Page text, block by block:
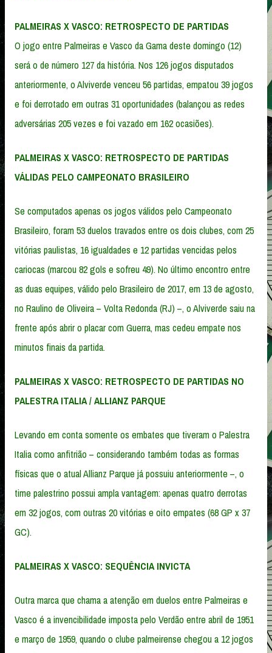
PALMEIRAS X VASCO: RETROSPECTO DE PARTIDAS
O jogo entre Palmeiras e Vasco da Gama deste domingo (12)
será o de número 127 da história. Nos 126 jogos disputados
anteriormente, o Alviverde venceu 56 partidas, empatou 39 jogos
e foi derrotado em outras 31 oportunidades (balançou as redes
adversárias 205 vezes e foi vazado em 162 ocasiões).
PALMEIRAS X VASCO: RETROSPECTO DE PARTIDAS
VÁLIDAS PELO CAMPEONATO BRASILEIRO
Se computados apenas os jogos válidos pelo Campeonato
Brasileiro, foram 53 duelos travados entre os dois clubes, com 25
vitórias paulistas, 16 igualdades e 12 partidas vencidas pelos
cariocas (marcou 82 gols e sofreu 49). No último encontro entre
as duas equipes, válido pelo Brasileiro de 2017, em 13 de agosto,
no Raulino de Oliveira – Volta Redonda (RJ) –, o Alviverde saiu na
frente após abrir o placar com Guerra, mas cedeu empate nos
minutos finais da partida.
PALMEIRAS X VASCO: RETROSPECTO DE PARTIDAS NO
PALESTRA ITALIA / ALLIANZ PARQUE
Levando em conta somente os embates que tiveram o Palestra
Italia como anfitrião – considerando também todas as formas
físicas que o atual Allianz Parque já possuiu anteriormente –, o
time palestrino possui ampla vantagem: apenas quatro derrotas
em 32 jogos, com outras 20 vitórias e oito empates (68 GP x 37
GC).
PALMEIRAS X VASCO: SEQUÊNCIA INVICTA
Outra marca que chama a atenção em duelos entre Palmeiras e
Vasco é a invencibilidade imposta pelo Verdão entre abril de 1951
e março de 1959, quando o clube palmeirense chegou a 12 jogos